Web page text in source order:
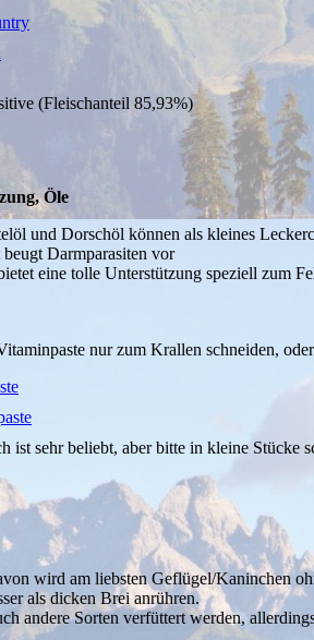
(Fleischanteil 85,93%)
Öle
und Dorschöl können als kleines
Darmparasiten vor
eine tolle Unterstützung speziell zum
nur zum Krallen schneiden,
ist sehr beliebt, aber bitte in kleine Stücke
wird am liebsten Geflügel/Kaninchen
als dicken Brei anrühren.
andere Sorten verfüttert werden,